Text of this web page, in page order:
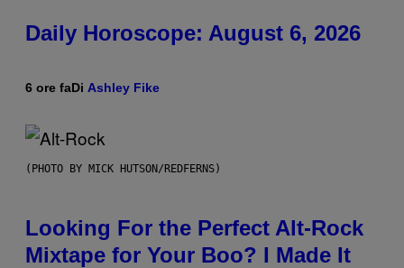
Daily Horoscope: August 6, 2026
6 ore faDi Ashley Fike
(PHOTO BY MICK HUTSON/REDFERNS)
Looking For the Perfect Alt-Rock
Mixtape for Your Boo? I Made It